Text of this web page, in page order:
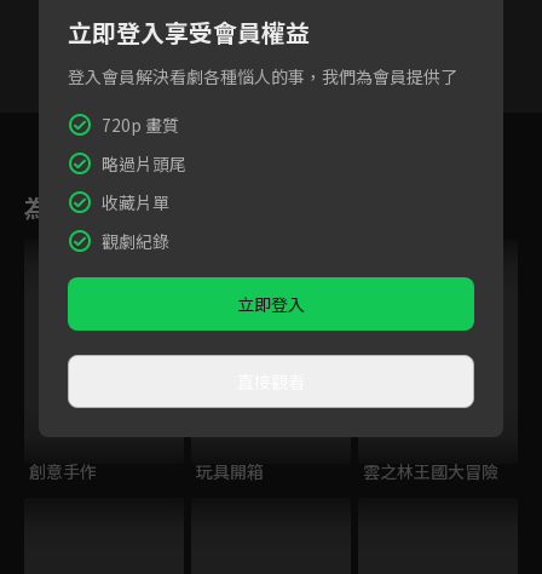
18 19
為您推薦
創意手作 玩具開箱 雲之林王國大冒險
立即登入享受會員權益
登入會員解決看劇各種惱人的事，我們為會員提供了
720p 畫質
略過片頭尾
收藏片單
觀劇紀錄
立即登入